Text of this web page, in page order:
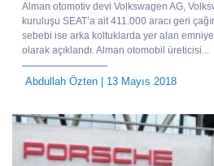
Alman otomotiv devi Volkswagen AG,
kuruluşu SEAT’a ait 411.000 aracı geri
sebebi ise arka koltuklarda yer alan
olarak açıklandı. Alman otomobil üreticisi...
Abdullah Özten | 13 Mayıs 2018